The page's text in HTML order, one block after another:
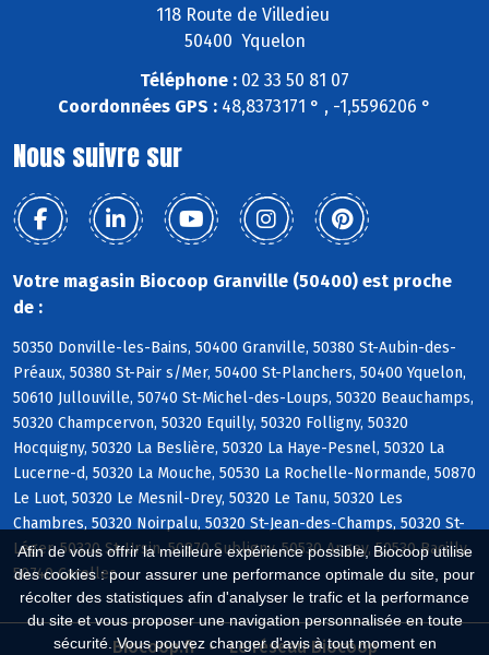
Afin de vous offrir la meilleure expérience possible, Biocoop utilise
des cookies : pour assurer une performance optimale du site, pour
récolter des statistiques afin d'analyser le trafic et la performance
du site et vous proposer une navigation personnalisée en toute
sécurité. Vous pouvez changer d'avis à tout moment en
118 Route de Villedieu
50400 Yquelon
Téléphone : 02 33 50 81 07
Coordonnées GPS : 48,8373171 ° , -1,5596206 °
Nous suivre sur
Votre magasin Biocoop Granville (50400) est proche
de :
50350 Donville-les-Bains, 50400 Granville, 50380 St-Aubin-des-
Préaux, 50380 St-Pair s/Mer, 50400 St-Planchers, 50400 Yquelon,
50610 Jullouville, 50740 St-Michel-des-Loups, 50320 Beauchamps,
50320 Champcervon, 50320 Equilly, 50320 Folligny, 50320
Hocquigny, 50320 La Beslière, 50320 La Haye-Pesnel, 50320 La
Lucerne-d, 50320 La Mouche, 50530 La Rochelle-Normande, 50870
Le Luot, 50320 Le Mesnil-Drey, 50320 Le Tanu, 50320 Les
Chambres, 50320 Noirpalu, 50320 St-Jean-des-Champs, 50320 St-
Léger, 50320 St-Ursin, 50870 Subligny, 50530 Angey, 50530 Bacilly,
50740 Carolles
Biocoop.fr Le réseau Biocoop